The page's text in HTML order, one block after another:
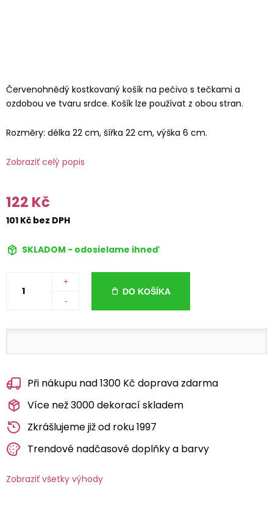
Červenohnědý kostkovaný košík na pečivo s tečkami a
ozdobou ve tvaru srdce. Košík lze používat z obou stran.
Rozměry: délka 22 cm, šířka 22 cm, výška 6 cm.
Zobraziť celý popis
122 Kč
101 Kč bez DPH
SKLADOM - odosielame ihneď
+
-
DO KOŠÍKA
Při nákupu nad 1300 Kč doprava zdarma
Více než 3000 dekorací skladem
Zkrášlujeme již od roku 1997
Trendové nadčasové doplňky a barvy
Zobraziť všetky výhody